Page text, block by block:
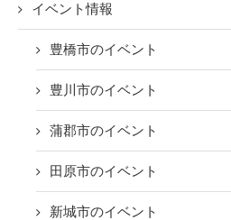
イベント情報
豊橋市のイベント
豊川市のイベント
蒲郡市のイベント
田原市のイベント
新城市のイベント